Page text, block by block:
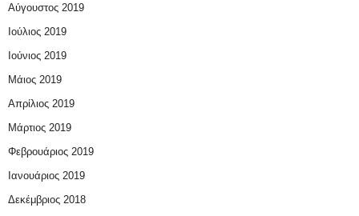
Αύγουστος 2019
Ιούλιος 2019
Ιούνιος 2019
Μάιος 2019
Απρίλιος 2019
Μάρτιος 2019
Φεβρουάριος 2019
Ιανουάριος 2019
Δεκέμβριος 2018